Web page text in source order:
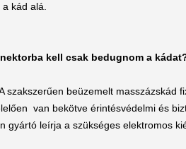
kád alá.
kell csak bedugnom a
szakszerűen beüzemelt masszázskád
van bekötve érintésvédelmi és
gyártó leírja a szükséges elektromos